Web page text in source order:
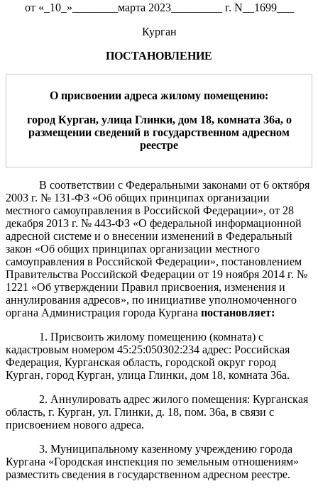
от «_10_»________марта 2023_________ г. N__1699___
Курган
ПОСТАНОВЛЕНИЕ
О присвоении адреса жилому помещению:
город Курган, улица Глинки, дом 18, комната 36а, о
размещении сведений в государственном адресном
реестре
В соответствии с Федеральными законами от 6 октября
2003 г. № 131-ФЗ «Об общих принципах организации
местного самоуправления в Российской Федерации», от 28
декабря 2013 г. № 443-ФЗ «О федеральной информационной
адресной системе и о внесении изменений в Федеральный
закон «Об общих принципах организации местного
самоуправления в Российской Федерации», постановлением
Правительства Российской Федерации от 19 ноября 2014 г. №
1221 «Об утверждении Правил присвоения, изменения и
аннулирования адресов», по инициативе уполномоченного
органа Администрация города Кургана постановляет:
1. Присвоить жилому помещению (комната) с
кадастровым номером 45:25:050302:234 адрес: Российская
Федерация, Курганская область, городской округ город
Курган, город Курган, улица Глинки, дом 18, комната 36а.
2. Аннулировать адрес жилого помещения: Курганская
область, г. Курган, ул. Глинки, д. 18, пом. 36а, в связи с
присвоением нового адреса.
3. Муниципальному казенному учреждению города
Кургана «Городская инспекция по земельным отношениям»
разместить сведения в государственном адресном реестре.